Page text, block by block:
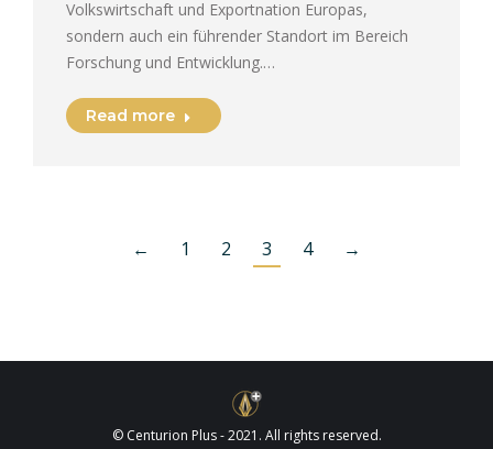
Volkswirtschaft und Exportnation Europas,
sondern auch ein führender Standort im Bereich
Forschung und Entwicklung.…
Read more
← 1 2 3 4 →
© Centurion Plus - 2021. All rights reserved.